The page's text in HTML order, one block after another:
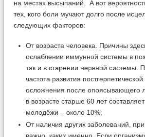
на местах высыпаний. А вот
тех, кого боли мучают долго после
следующих факторов:
От возраста человека. Причины
ослаблении иммунной системы в
так и в старении нервной системы.
частота развития
осложнения после опоясывающего
в возрасте старше 60 лет
молодёжи – около 10%;
От наличия других заболеваний,
важно, каких именно. Если